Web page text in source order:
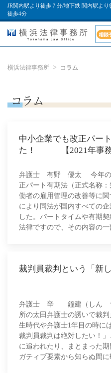
JR関内駅より徒歩７分/地下鉄 関内駅よ
徒歩4分
横浜法律事務所 コラム
コラム
中小企業でも改正パー
た！ 【2021年事務
弁護士 有野 優太 今年の4
正パート有期法（正式名称
働者の雇用管理の改善等に
により同法が国内すべての
した。パートタイムや有期
法律ですので、その内容の
裁判員裁判という「新
弁護士 辛 鐘建（しん
所の太田弁護士の誘いで裁
生時代や弁護士1年目の時に
裁判員裁判は絶対したい！
に追われたり、まとまった
ガティブ要素から知らぬ間